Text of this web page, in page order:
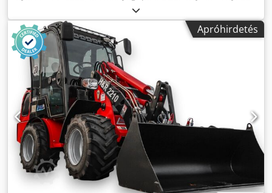
Diesel
Műszaki állapot: Új Crodpfx Ajumy Aishtof Első
gumiabroncsok típusa: pneumatikus Első gumiabroncsok
állapota: 80 - 100% Hátsó gumiabroncsok típusa: Levegős
Hátsó gumiabroncsok állapota: 80 - 100% Ömlesztett áruk
vödre, raklapvillák 3. szelep, 4. szelep, Pitbull kompakt
rakodó X27-45CRT 45hp Kubota 4 hengeres CRT Trelleborg
400/50-15 T463 EURO szerelvény Halogén világítás készlet
LED munkalámpák balra és jobbra hátul Darabos LED sáv
elöl Darabos rendszámtáblatartó világítással 1x DW,
mechanikusan működtethető + 1x DW, elektromosan
működtethető a joystick gombjával Beleértve mechanikus
kapcsolót a vödörzár 3. funkciójával Csapágyterelő,
vezérelhető a joystickkal Kombinált pótkocsi csatlakozó,
gömb és csap 12 voltos csatlakozás a pótkocsi világításhoz
Apróhirdetés